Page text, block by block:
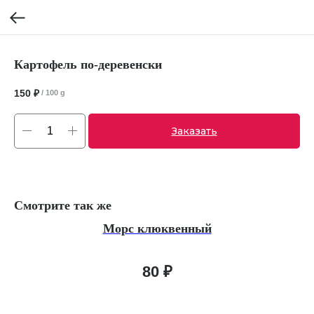
Картофель по-деревенски
150 ₽ / 100 g
Заказать
Смотрите так же
Морс клюквенный
80 ₽